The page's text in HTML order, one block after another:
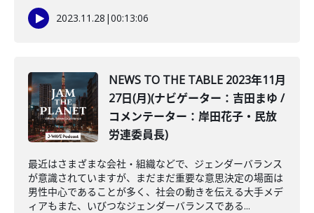
2023.11.28 |00:13:06
NEWS TO THE TABLE 2023年11月
27日(月)(ナビゲーター：吉田まゆ /
コメンテーター：岸田花子・民放
労連委員長)
最近はさまざまな会社・組織などで、ジェンダーバランス
が意識されていますが、まだまだ重要な意思決定の場面は
男性中心であることが多く、社会の動きを伝える大手メデ
ィアもまた、いびつなジェンダーバランスである...